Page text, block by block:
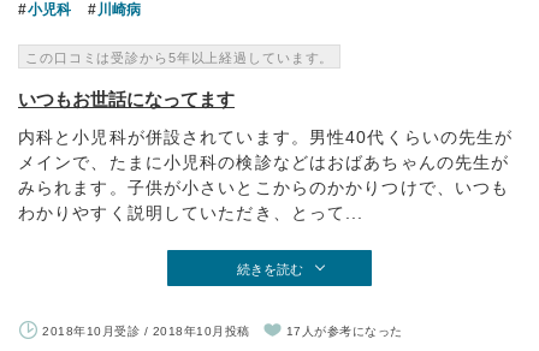
小児科 川崎病
この口コミは受診から5年以上経過しています。
いつもお世話になってます
内科と小児科が併設されています。男性40代くらいの先生が
メインで、たまに小児科の検診などはおばあちゃんの先生が
みられます。子供が小さいとこからのかかりつけで、いつも
わかりやすく説明していただき、とって...
続きを読む
2018年10月受診 / 2018年10月投稿 17人が参考になった